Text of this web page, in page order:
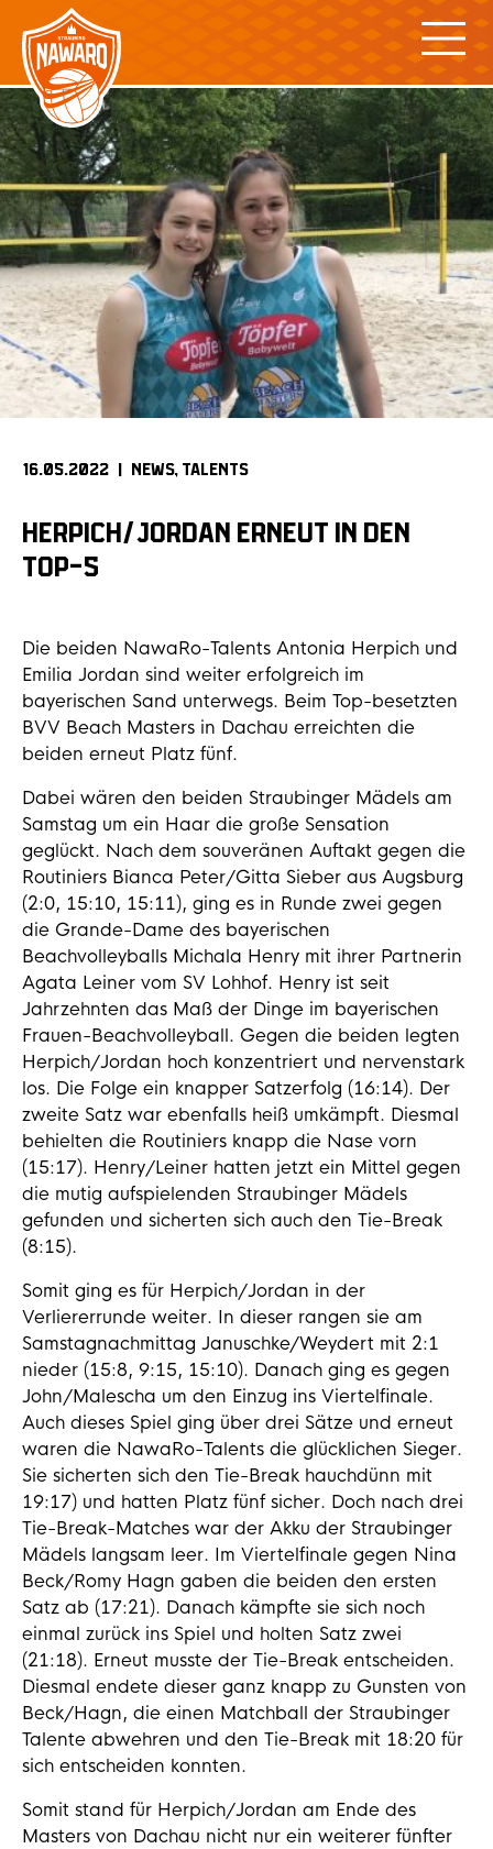
content
16.05.2022 | NEWS TALENTS
HERPICH/JORDAN ERNEUT IN DEN
TOP-5
Die beiden NawaRo-Talents Antonia Herpich und
Emilia Jordan sind weiter erfolgreich im
bayerischen Sand unterwegs. Beim Top-besetzten
BVV Beach Masters in Dachau erreichten die
beiden erneut Platz fünf.
Dabei wären den beiden Straubinger Mädels am
Samstag um ein Haar die große Sensation
geglückt. Nach dem souveränen Auftakt gegen die
Routiniers Bianca Peter/Gitta Sieber aus Augsburg
(2:0, 15:10, 15:11), ging es in Runde zwei gegen
die Grande-Dame des bayerischen
Beachvolleyballs Michala Henry mit ihrer Partnerin
Agata Leiner vom SV Lohhof. Henry ist seit
Jahrzehnten das Maß der Dinge im bayerischen
Frauen-Beachvolleyball. Gegen die beiden legten
Herpich/Jordan hoch konzentriert und nervenstark
los. Die Folge ein knapper Satzerfolg (16:14). Der
zweite Satz war ebenfalls heiß umkämpft. Diesmal
behielten die Routiniers knapp die Nase vorn
(15:17). Henry/Leiner hatten jetzt ein Mittel gegen
die mutig aufspielenden Straubinger Mädels
gefunden und sicherten sich auch den Tie-Break
(8:15).
Somit ging es für Herpich/Jordan in der
Verliererrunde weiter. In dieser rangen sie am
Samstagnachmittag Januschke/Weydert mit 2:1
nieder (15:8, 9:15, 15:10). Danach ging es gegen
John/Malescha um den Einzug ins Viertelfinale.
Auch dieses Spiel ging über drei Sätze und erneut
waren die NawaRo-Talents die glücklichen Sieger.
Sie sicherten sich den Tie-Break hauchdünn mit
19:17) und hatten Platz fünf sicher. Doch nach drei
Tie-Break-Matches war der Akku der Straubinger
Mädels langsam leer. Im Viertelfinale gegen Nina
Beck/Romy Hagn gaben die beiden den ersten
Satz ab (17:21). Danach kämpfte sie sich noch
einmal zurück ins Spiel und holten Satz zwei
(21:18). Erneut musste der Tie-Break entscheiden.
Diesmal endete dieser ganz knapp zu Gunsten von
Beck/Hagn, die einen Matchball der Straubinger
Talente abwehren und den Tie-Break mit 18:20 für
sich entscheiden konnten.
Somit stand für Herpich/Jordan am Ende des
Masters von Dachau nicht nur ein weiterer fünfter